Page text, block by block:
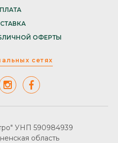
ОФЕРТЫ
сетях
УНП 590984939
область